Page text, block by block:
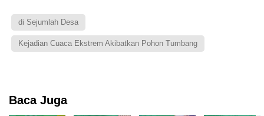
di Sejumlah Desa
Kejadian Cuaca Ekstrem Akibatkan Pohon Tumbang
Baca Juga